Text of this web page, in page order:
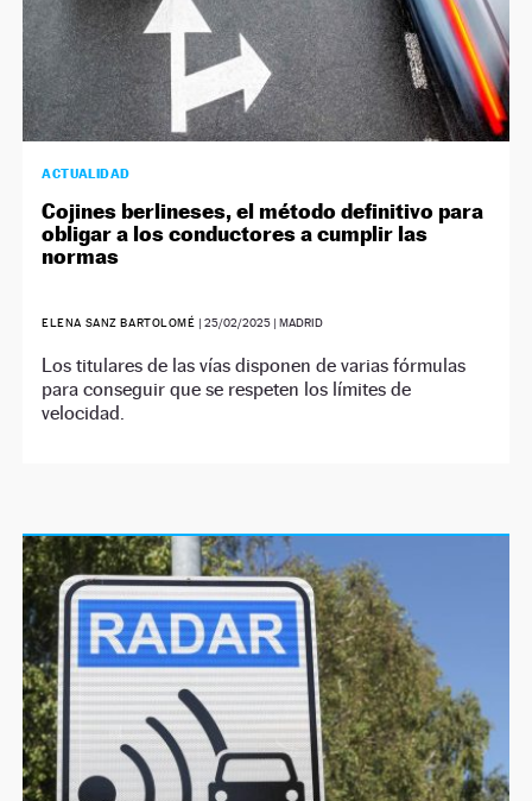
ACTUALIDAD
Cojines berlineses, el método definitivo para
obligar a los conductores a cumplir las
normas
ELENA SANZ BARTOLOMÉ | 25/02/2025| MADRID
Los titulares de las vías disponen de varias fórmulas
para conseguir que se respeten los límites de
velocidad.